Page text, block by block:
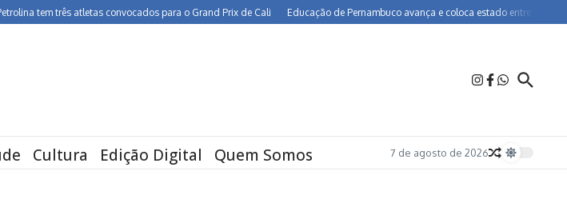
três atletas convocados para o Grand Prix de Cali Educação de Pernambuco avança e coloca estado entre os melhores do
Cultura Edição Digital Quem Somos 7 de agosto de 2026